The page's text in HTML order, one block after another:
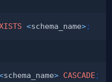
<schema_name>;
schema_name> CASCADE ;